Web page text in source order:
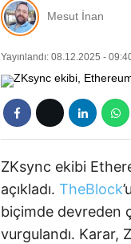
Mesut İnan
Yayınlandı: 08.12.2025 -
ZKsync ekibi
açıkladı. TheBlock
biçimde devreden
vurgulandı. Karar,